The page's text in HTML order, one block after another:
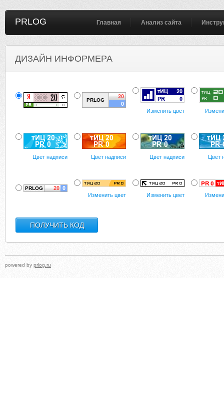
PRLOG Главная Анализ сайта
ДИЗАЙН ИНФОРМЕРА
Изменить цвет
Цвет надписи Цвет надписи Цвет надписи Цвет
Изменить цвет Изменить цвет
powered by prlog.ru